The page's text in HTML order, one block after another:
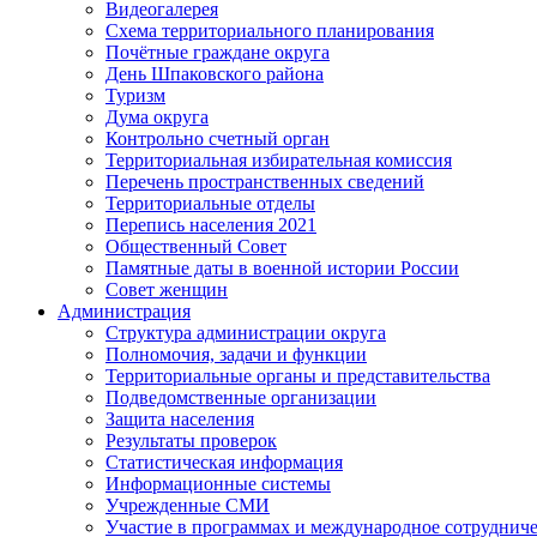
Видеогалерея
Схема территориального планирования
Почётные граждане округа
День Шпаковского района
Туризм
Дума округа
Контрольно счетный орган
Территориальная избирательная комиссия
Перечень пространственных сведений
Территориальные отделы
Перепись населения 2021
Общественный Совет
Памятные даты в военной истории России
Совет женщин
Администрация
Структура администрации округа
Полномочия, задачи и функции
Территориальные органы и представительства
Подведомственные организации
Защита населения
Результаты проверок
Статистическая информация
Информационные системы
Учрежденные СМИ
Участие в программах и международное